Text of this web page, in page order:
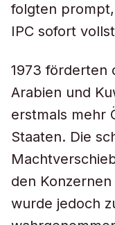
folgten
IPC sofort
1973 förderten
Arabien und
erstmals mehr
Staaten. Die
den
wurde jedoch